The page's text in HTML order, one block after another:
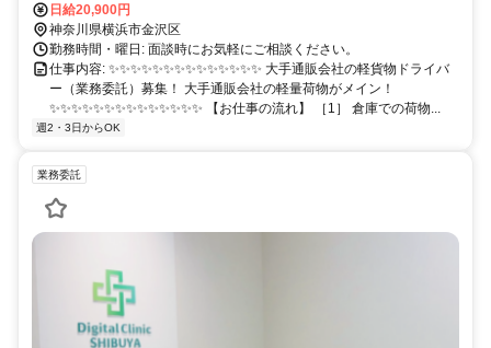
ドライン「福浦駅」より徒歩15分
日給20,900円
神奈川県横浜市金沢区
勤務時間・曜日: 面談時にお気軽にご相談ください。
仕事内容: ✨✨✨✨✨✨✨✨✨✨✨✨✨✨ 大手通販会社の軽貨物ドライバ
ー（業務委託）募集！ 大手通販会社の軽量荷物がメイン！
✨✨✨✨✨✨✨✨✨✨✨✨✨✨ 【お仕事の流れ】 ［1］ 倉庫での荷物...
週2・3日からOK
業務委託